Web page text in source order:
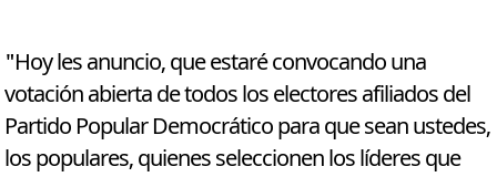
"Hoy les anuncio, que estaré convocando una
votación abierta de todos los electores afiliados del
Partido Popular Democrático para que sean ustedes,
los populares, quienes seleccionen los líderes que